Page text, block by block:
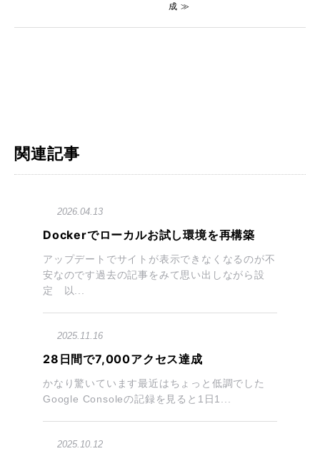
成 ≫
関連記事
2026.04.13
Dockerでローカルお試し環境を再構築
アップデートでサイトが表示できなくなるのが不
安なのです過去の記事をみて思い出しながら設
定 以...
2025.11.16
28日間で7,000アクセス達成
かなり驚いています最近はちょっと低調でした
Google Consoleの記録を見ると1日1...
2025.10.12